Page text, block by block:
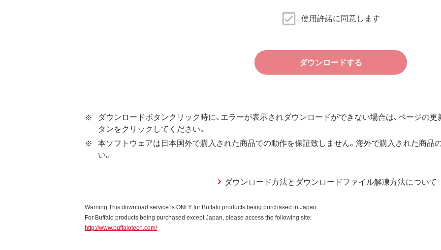
使用許諾に同意します
ダウンロードする
ダウンロードボタンクリック時に、エラーが表示されダウンロードができない場合は、ページの更
タンをクリックしてください。
本ソフトウェアは日本国外で購入された商品での動作を保証致しません。海外で購入された商品
い。
ダウンロード方法とダウンロードファイル解凍方法について
Warning:This download service is ONLY for Buffalo products being purchased in Japan.
For Buffalo products being purchased except Japan, please access the following site:
http://www.buffalotech.com/